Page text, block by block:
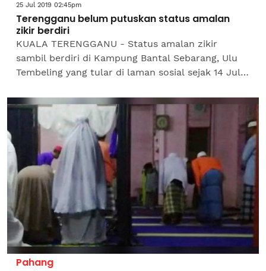
25 Jul 2019 02:45pm
Terengganu belum putuskan status amalan
zikir berdiri
KUALA TERENGGANU - Status amalan zikir
sambil berdiri di Kampung Bantal Sebarang, Ulu
Tembeling yang tular di laman sosial sejak 14 Julai
dengan agama...
Pahang